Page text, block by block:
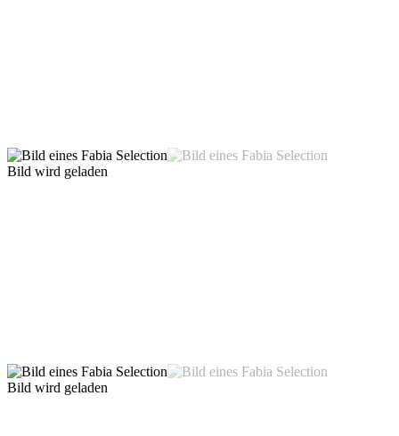
Bild wird geladen
Bild wird geladen